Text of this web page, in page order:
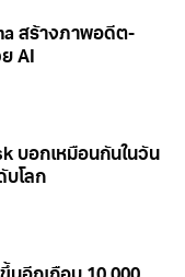
สร้างภาพอดีต-
AI
บอกเหมือนกันในวัน
บโลก